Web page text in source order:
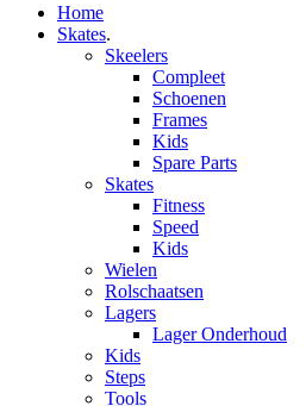
Home
Skates.
Skeelers
Compleet
Schoenen
Frames
Kids
Spare Parts
Skates
Fitness
Speed
Kids
Wielen
Rolschaatsen
Lagers
Lager Onderhoud
Kids
Steps
Tools